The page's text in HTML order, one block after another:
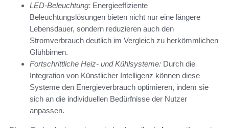
LED-Beleuchtung: Energieeffiziente
Beleuchtungslösungen bieten nicht nur eine längere
Lebensdauer, sondern reduzieren auch den
Stromverbrauch deutlich im Vergleich zu herkömmlichen
Glühbirnen.
Fortschrittliche Heiz- und Kühlsysteme: Durch die
Integration von Künstlicher Intelligenz können diese
Systeme den Energieverbrauch optimieren, indem sie
sich an die individuellen Bedürfnisse der Nutzer
anpassen.